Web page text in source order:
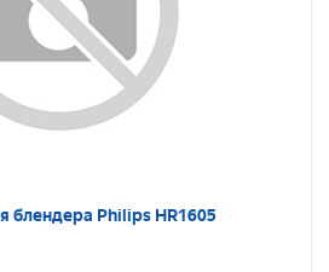
блендера Philips HR1605